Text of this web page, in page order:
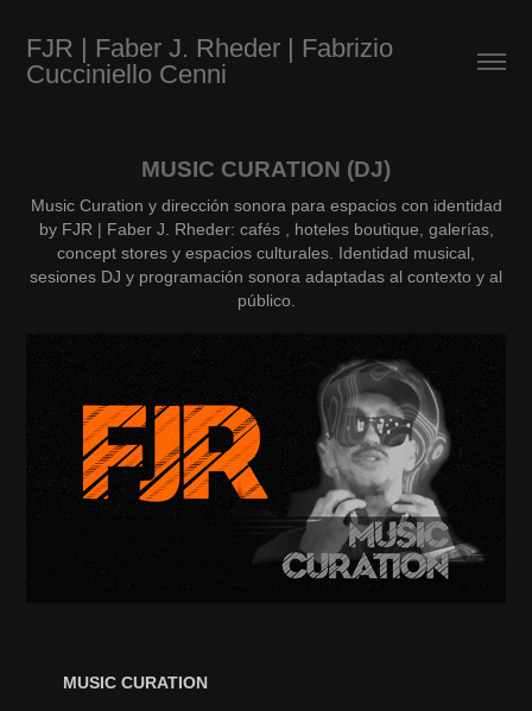
FJR | Faber J. Rheder | Fabrizio
Cucciniello Cenni
MUSIC CURATION (DJ)
Music Curation y dirección sonora para espacios con identidad
by FJR | Faber J. Rheder: cafés , hoteles boutique, galerías,
concept stores y espacios culturales. Identidad musical,
sesiones DJ y programación sonora adaptadas al contexto y al
público.
MUSIC CURATION